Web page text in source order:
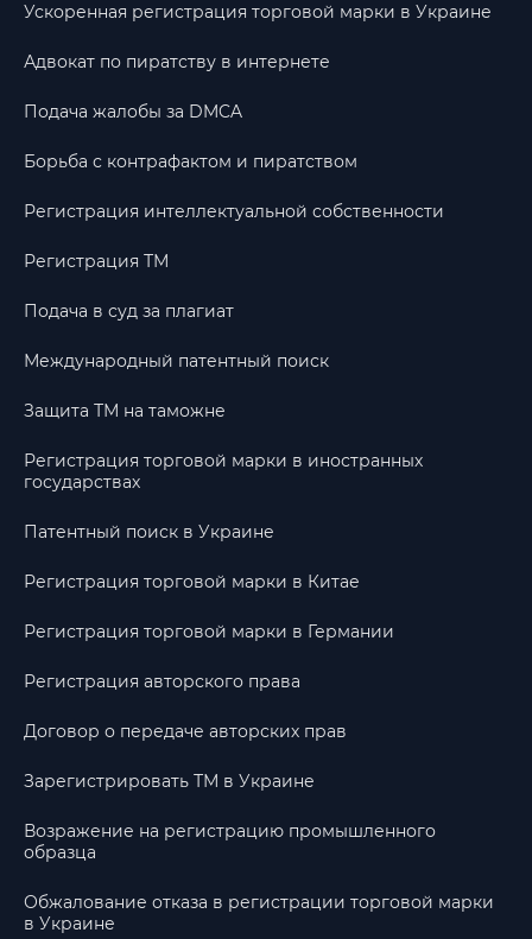
Ускоренная регистрация торговой марки в Украине
Адвокат по пиратству в интернете
Подача жалобы за DMCA
Борьба с контрафактом и пиратством
Регистрация интеллектуальной собственности
Регистрация ТМ
Подача в суд за плагиат
Международный патентный поиск
Защита ТМ на таможне
Регистрация торговой марки в иностранных
государствах
Патентный поиск в Украине
Регистрация торговой марки в Китае
Регистрация торговой марки в Германии
Регистрация авторского права
Договор о передаче авторских прав
Зарегистрировать ТМ в Украине
Возражение на регистрацию промышленного
образца
Обжалование отказа в регистрации торговой марки
в Украине